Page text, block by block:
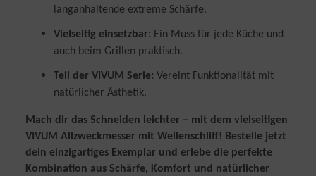
langanhaltende extreme Schärfe.
Vielseitig einsetzbar: Ein Muss für jede Küche und
auch beim Grillen praktisch.
Teil der VIVUM Serie: Vereint Funktionalität mit
natürlicher Ästhetik.
Mach dir das Schneiden leichter – mit dem vielseitigen
VIVUM Allzweckmesser mit Wellenschliff! Bestelle jetzt
dein einzigartiges Exemplar und erlebe die perfekte
Kombination aus Schärfe, Komfort und natürlicher